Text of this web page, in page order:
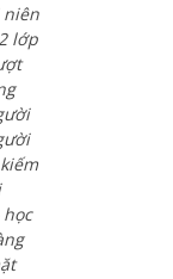
niên
lớp